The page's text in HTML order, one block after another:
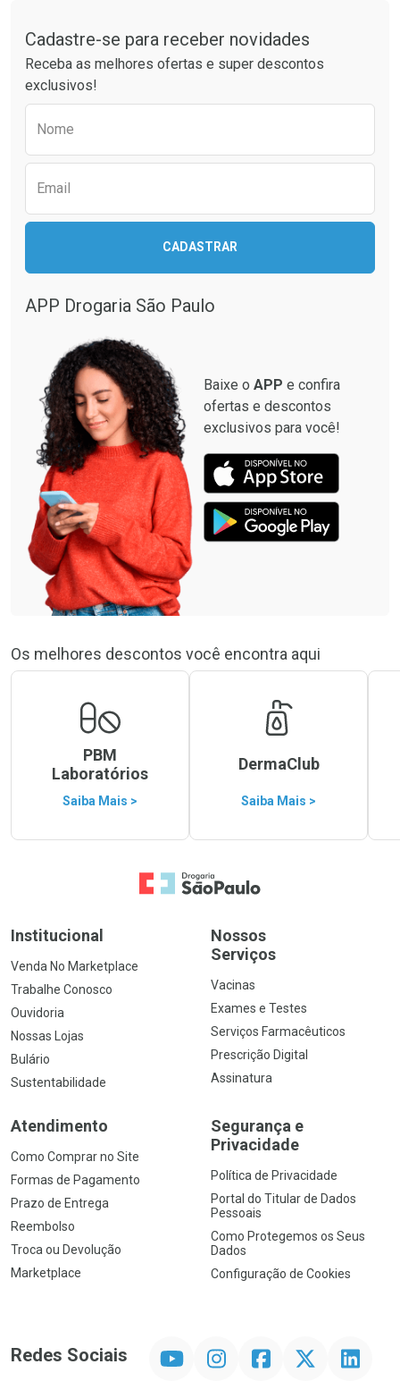
Ativar Desconto
Comprar sem Desconto
Comprar sem Desconto
Por R$ 23,99/cada
Ativar Desconto
Comprar sem Desconto
Comprar sem Desconto
Cadastre-se para receber novidades
Receba as melhores ofertas e super descontos
exclusivos!
Nome
Email
CADASTRAR
APP Drogaria São Paulo
Baixe o APP e confira
ofertas e descontos
exclusivos para você!
Os melhores descontos você encontra aqui
PBM
Laboratórios
Saiba Mais >
DermaClub
Saiba Mais >
Ir para a Home
Institucional
Venda No Marketplace
Trabalhe Conosco
Ouvidoria
Nossas Lojas
Bulário
Sustentabilidade
Nossos
Serviços
Vacinas
Exames e Testes
Serviços Farmacêuticos
Prescrição Digital
Assinatura
Atendimento
Como Comprar no Site
Formas de Pagamento
Prazo de Entrega
Reembolso
Troca ou Devolução
Marketplace
Segurança e
Privacidade
Política de Privacidade
Portal do Titular de Dados
Pessoais
Como Protegemos os Seus
Dados
Configuração de Cookies
Redes Sociais InstagramFacebookTwitter Linkedin